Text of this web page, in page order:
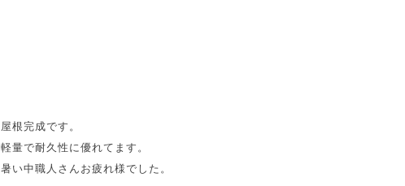
屋根完成です。
軽量で耐久性に優れてます。
暑い中職人さんお疲れ様でした。